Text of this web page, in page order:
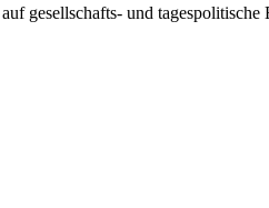
gesellschafts- und